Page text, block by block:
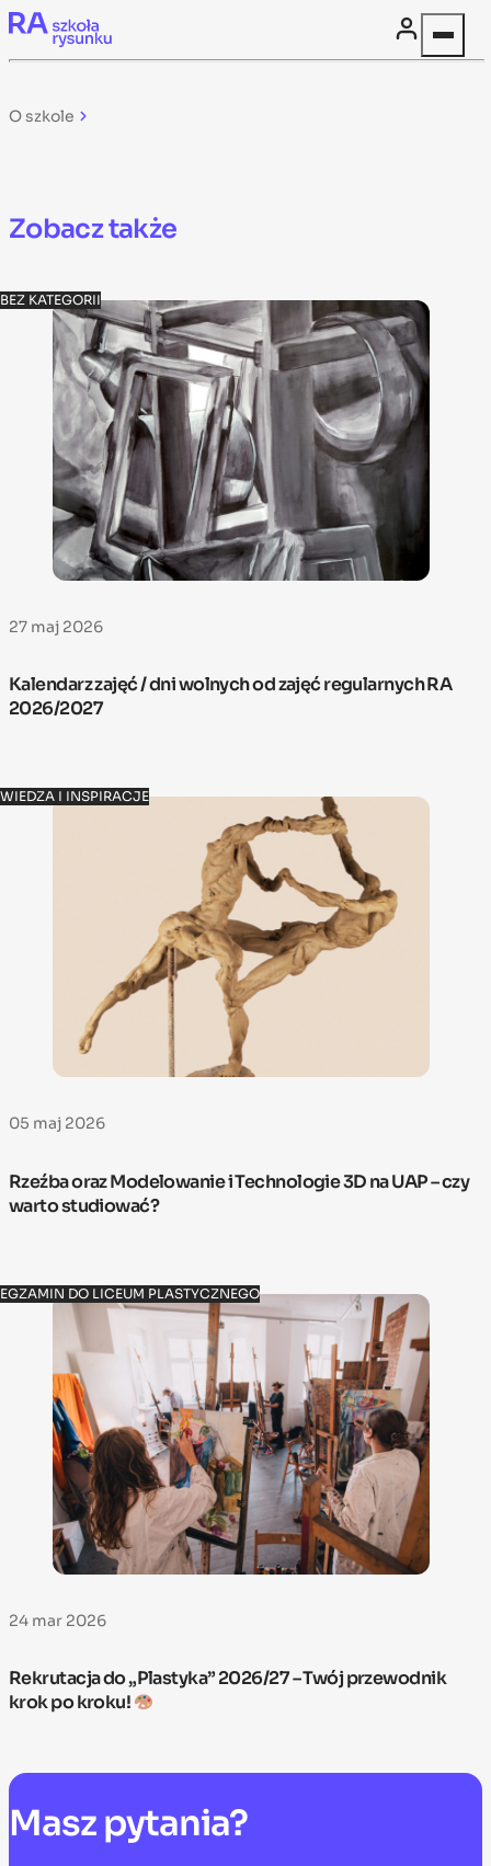
Skip to content
O szkole
Zobacz także
BEZ KATEGORII
27 maj 2026
Kalendarz zajęć / dni wolnych od zajęć regularnych RA
2026/2027
WIEDZA I INSPIRACJE
05 maj 2026
Rzeźba oraz Modelowanie i Technologie 3D na UAP – czy
warto studiować?
EGZAMIN DO LICEUM PLASTYCZNEGO
24 mar 2026
Rekrutacja do „Plastyka” 2026/27 – Twój przewodnik
krok po kroku!
Masz pytania?